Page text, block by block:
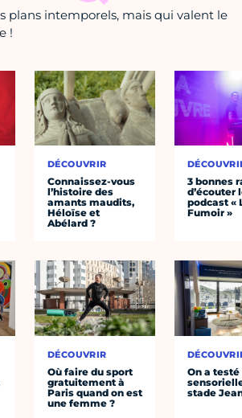
plans intemporels, mais qui valent le
!
DÉCOUVRIR
Connaissez-vous
l’histoire des
amants maudits,
Héloïse et
Abélard ?
DÉCOUVRIR
Où faire du sport
gratuitement à
Paris quand on est
une femme ?
3 bonnes
d’écouter
podcast «
Fumoir »
On a
stade